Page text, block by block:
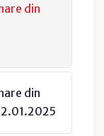
din
din